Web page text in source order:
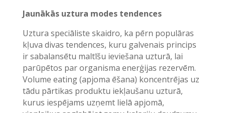
Jaunākās uztura modes tendences
Uztura speciāliste skaidro, ka pērn populāras
kļuva divas tendences, kuru galvenais princips
ir sabalansētu maltīšu ieviešana uzturā, lai
parūpētos par organisma enerģijas rezervēm.
Volume eating (apjoma ēšana) koncentrējas uz
tādu pārtikas produktu iekļaušanu uzturā,
kurus iespējams uzņemt lielā apjomā,